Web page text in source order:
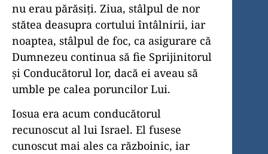
nu erau părăsiți. Ziua, stâlpul de nor
stătea deasupra cortului întâlnirii, iar
noaptea, stâlpul de foc, ca asigurare că
Dumnezeu continua să fie Sprijinitorul
și Conducătorul lor, dacă ei aveau să
umble pe calea poruncilor Lui.
Iosua era acum conducătorul
recunoscut al lui Israel. El fusese
cunoscut mai ales ca războinic, iar